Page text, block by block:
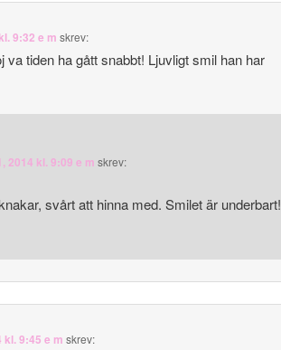
9:32 e m skrev:
va tiden ha gått snabbt! Ljuvligt smil han har
2014 kl. 9:09 e m skrev:
svårt att hinna med. Smilet är underbart!
kl. 9:45 e m skrev: